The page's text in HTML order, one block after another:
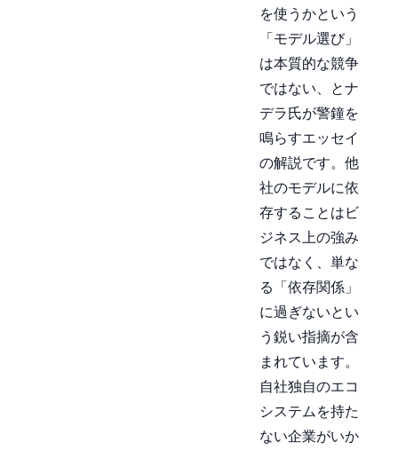
を使うかという
「モデル選び」
は本質的な競争
ではない、とナ
デラ氏が警鐘を
鳴らすエッセイ
の解説です。他
社のモデルに依
存することはビ
ジネス上の強み
ではなく、単な
る「依存関係」
に過ぎないとい
う鋭い指摘が含
まれています。
自社独自のエコ
システムを持た
ない企業がいか